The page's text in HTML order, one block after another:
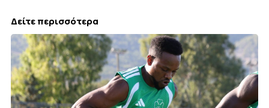
Δείτε περισσότερα